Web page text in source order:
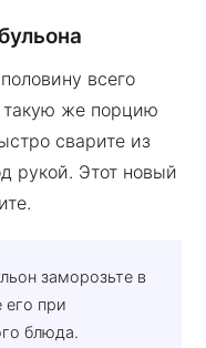
всего
такую же порцию
сварите из
рукой. Этот новый
заморозьте в
его при
блюда.